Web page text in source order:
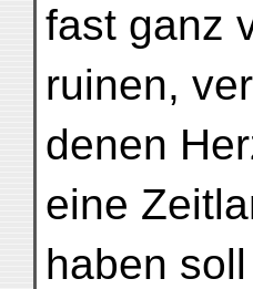
fast ganz
ruinen,
denen
eine
haben